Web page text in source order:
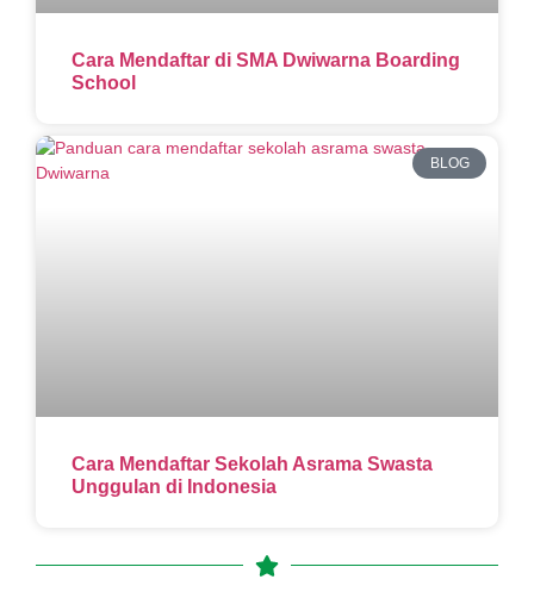
Cara Mendaftar di SMA Dwiwarna Boarding
School
BLOG
Cara Mendaftar Sekolah Asrama Swasta
Unggulan di Indonesia